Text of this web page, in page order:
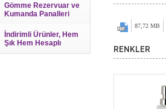
Gömme Rezervuar ve
Kumanda Panalleri
İndirimli Ürünler, Hem
Şık Hem Hesaplı
87,72 MB
RENKLER